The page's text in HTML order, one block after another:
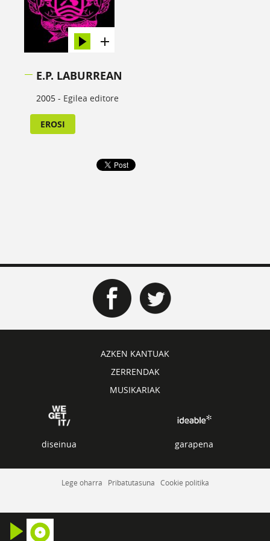
E.P. LABURREAN
2005 - Egilea editore
EROSI
AZKEN KANTUAK
ZERRENDAK
MUSIKARIAK
diseinua garapena
Lege oharra Pribatutasuna Cookie politika